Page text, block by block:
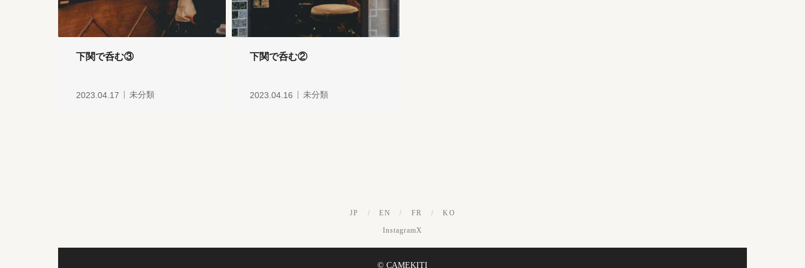
下関で呑む③
2023.04.17 未分類
下関で呑む②
2023.04.16 未分類
JP / EN / FR / KO
InstagramX
© CAMEKITI